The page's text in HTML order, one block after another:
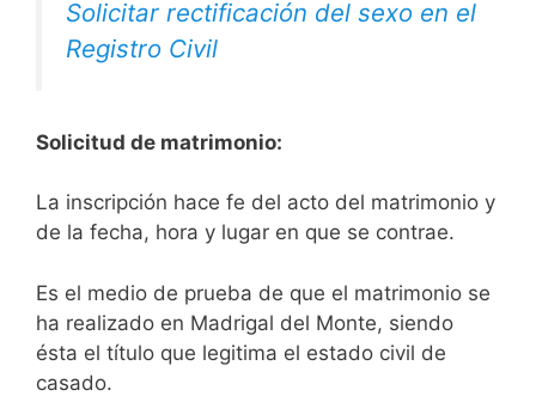
Solicitar rectificación del sexo en el
Registro Civil
Solicitud de matrimonio:
La inscripción hace fe del acto del matrimonio y
de la fecha, hora y lugar en que se contrae.
Es el medio de prueba de que el matrimonio se
ha realizado en Madrigal del Monte, siendo
ésta el título que legitima el estado civil de
casado.